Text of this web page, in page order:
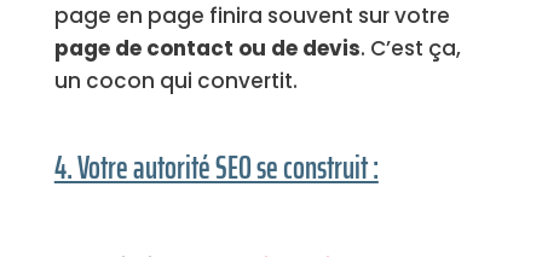
page en page finira souvent sur votre
page de contact ou de devis. C’est ça,
un cocon qui convertit.
4. Votre autorité SEO se construit :